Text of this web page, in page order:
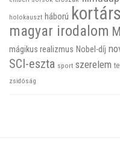
holokauszt háború kortárs
magyar irodalom
mágikus realizmus Nobel-díj
SCI-eszta sport szerelem
zsidóság